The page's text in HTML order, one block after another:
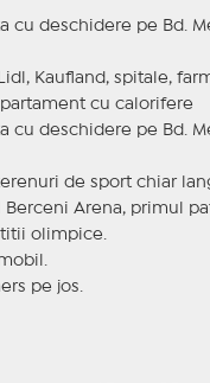
deschidere pe Bd.
Kaufland, spitale,
cu calorifere
deschidere pe Bd.
de sport chiar
Arena, primul
olimpice.
pe jos.